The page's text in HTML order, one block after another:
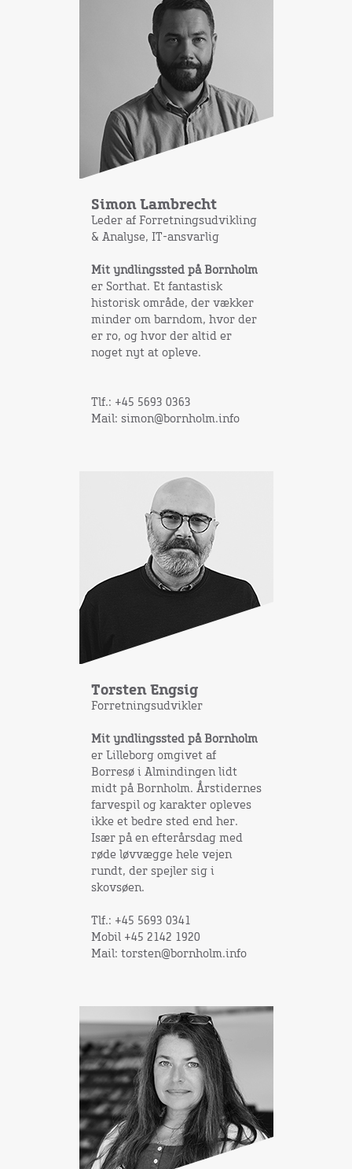
Simon Lambrecht
Leder af Forretningsudvikling
& Analyse, IT-ansvarlig
Mit yndlingssted på Bornholm
er Sorthat. Et fantastisk
historisk område, der vækker
minder om barndom, hvor der
er ro, og hvor der altid er
noget nyt at opleve.
Tlf.: +45 5693 0363
Mail: simon@bornholm.info
Torsten Engsig
Forretningsudvikler
Mit yndlingssted på Bornholm
er Lilleborg omgivet af
Borresø i Almindingen lidt
midt på Bornholm. Årstidernes
farvespil og karakter opleves
ikke et bedre sted end her.
Især på en efterårsdag med
røde løvvægge hele vejen
rundt, der spejler sig i
skovsøen.
Tlf.: +45 5693 0341
Mobil +45 2142 1920
Mail: torsten@bornholm.info